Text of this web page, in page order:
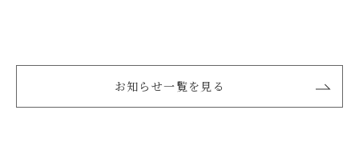
お知らせ一覧を見る